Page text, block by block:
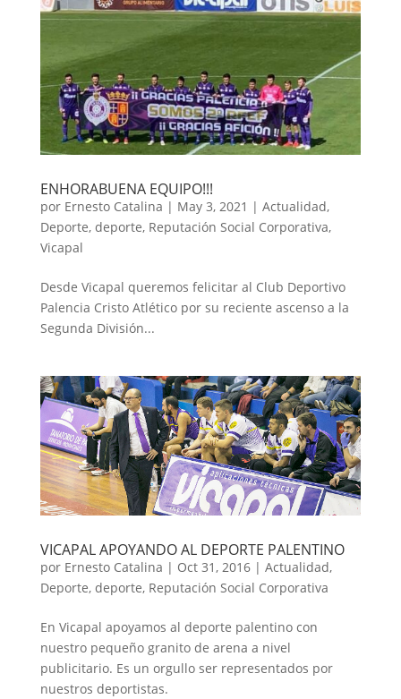
ENHORABUENA EQUIPO!!!
por Ernesto Catalina | May 3, 2021 | Actualidad,
Deporte, deporte, Reputación Social Corporativa,
Vicapal
Desde Vicapal queremos felicitar al Club Deportivo
Palencia Cristo Atlético por su reciente ascenso a la
Segunda División...
VICAPAL APOYANDO AL DEPORTE PALENTINO
por Ernesto Catalina | Oct 31, 2016| Actualidad,
Deporte, deporte, Reputación Social Corporativa
En Vicapal apoyamos al deporte palentino con
nuestro pequeño granito de arena a nivel
publicitario. Es un orgullo ser representados por
nuestros deportistas.